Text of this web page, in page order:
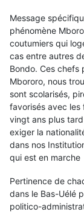
Message
phénomène
coutumiers qui
cas entre autres
Bondo. Ces chefs
Mbororo, nous
sont scolarisés,
favorisés avec les
vingt ans plus
exiger la
dans nos
qui est en marche
Pertinence de
dans le Bas-Uélé
politico-